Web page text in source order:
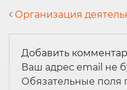
Навигация
Организация
Добавить
Ваш адрес email не
Обязательные поля